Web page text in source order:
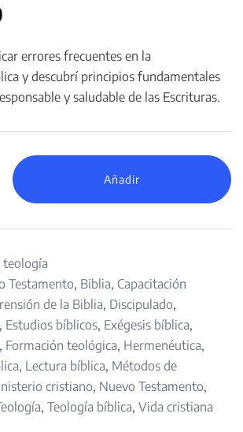
El
actual
es:
errores frecuentes en la
y descubrí principios fundamentales
y saludable de las Escrituras.
Añadir
teología
Testamento, Biblia, Capacitación
de la Biblia, Discipulado,
, Estudios bíblicos, Exégesis bíblica,
, Formación teológica, Hermenéutica,
, Lectura bíblica, Métodos de
cristiano, Nuevo Testamento,
, Teología bíblica, Vida cristiana